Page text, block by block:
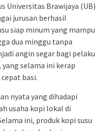
Universitas Brawijaya (UB)
jurusan berhasil
siap minum yang mampu
dua minggu tanpa
angin segar bagi pelaku
yang selama ini kerap
basi.
nyata yang dihadapi
usaha kopi lokal di
ini, produk kopi susu